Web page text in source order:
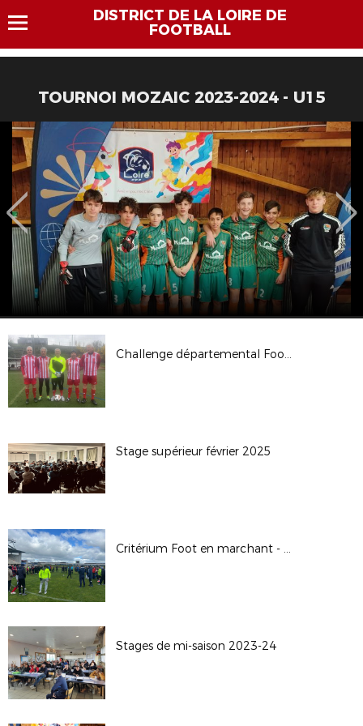
DISTRICT DE LA LOIRE DE
FOOTBALL
TOURNOI MOZAIC 2023-2024 - U15
Challenge départemental Foot en marchant - 29 mars 2025
Stage supérieur février 2025
Critérium Foot en marchant - 20/04/2024
Stages de mi-saison 2023-24